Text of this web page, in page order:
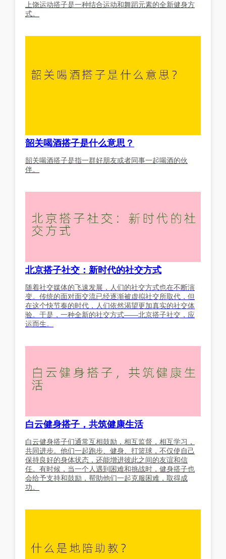
上饶运动搭子是一种结合运动和舞蹈元素的全新健身方
式。
韶关喝酒搭子是什么意思？
韶关喝酒搭子是指一群好朋友或者同事一起喝酒的伙
伴。
北京搭子社交：新时代的社交方式
随着社交媒体的飞速发展，人们的社交方式也在不断演
变。传统的面对面交流已经逐渐被虚拟社交所取代，但
在这个快节奏的时代，人们依然渴望更加真实的社交体
验。于是，一种全新的社交方式——北京搭子社交，应
运而生。
白云健身搭子，共筑健康生活
白云健身搭子们通常互相鼓励，相互监督，相互学习，
共同进步。他们一起跑步、健身、打篮球，不仅使自己
保持良好的身体状态，还能增进彼此之间的友谊和信
任。有时候，当一个人遇到困难和挑战时，健身搭子也
会给予支持和鼓励，帮助他们一起克服困难，取得成
功。